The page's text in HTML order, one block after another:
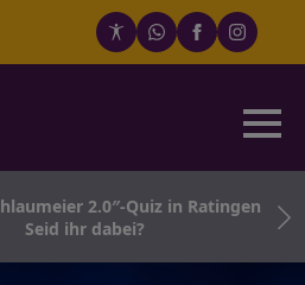
2.0″-Quiz in Ratingen:
Seid ihr dabei?